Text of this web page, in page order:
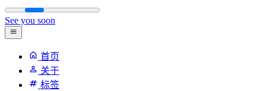
See you soon
首页
关于
标签